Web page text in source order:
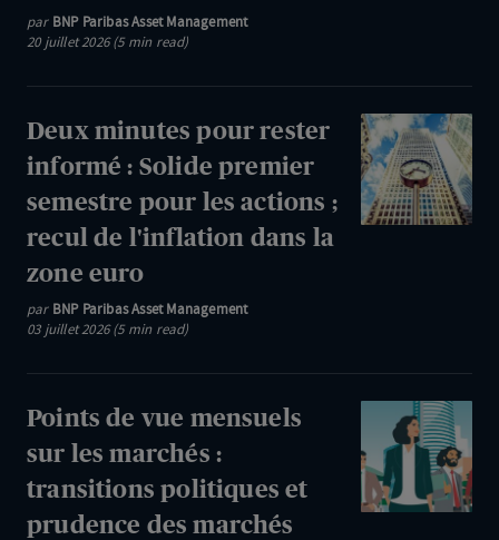
100
dollars
hostilités
au
Moyen-
Orient
;
recul
PIB
chinois
par BNP Paribas Asset Management
20 juillet 2026 (5 min read)
Deux
minutes
pour
rester
semestre
pour
actions
;
recul
Deux minutes pour rester
informé : Solide premier
semestre pour les actions ;
recul de l'inflation dans la
zone euro
par BNP Paribas Asset Management
03 juillet 2026 (5 min read)
Points
de
vue
mensuels
Points de vue mensuels
sur les marchés :
transitions politiques et
prudence des marchés